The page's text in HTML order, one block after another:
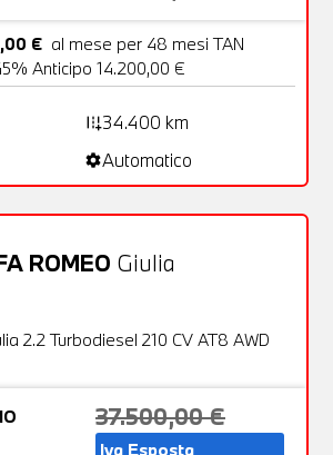
€ al mese per 48 mesi TAN
Anticipo 14.200,00 €
add_road34.400 km
settingsAutomatico
ROMEO Giulia
OFFERTA
2.2 Turbodiesel 210 CV AT8 AWD
37.500,00 €
Iva Esposta